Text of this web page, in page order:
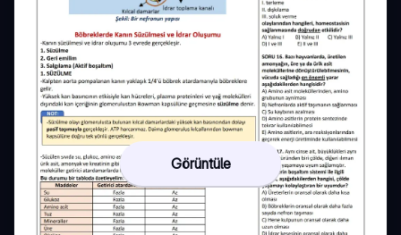
Görüntüle